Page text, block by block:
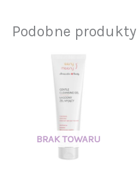
Podobne produkty